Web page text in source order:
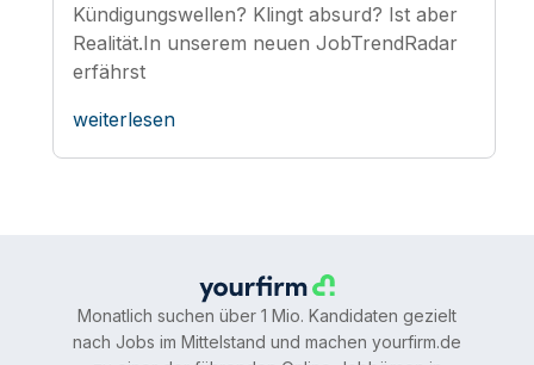
Kündigungswellen? Klingt absurd? Ist aber
Realität.In unserem neuen JobTrendRadar
erfährst
weiterlesen
Monatlich suchen über 1 Mio. Kandidaten gezielt
nach Jobs im Mittelstand und machen yourfirm.de